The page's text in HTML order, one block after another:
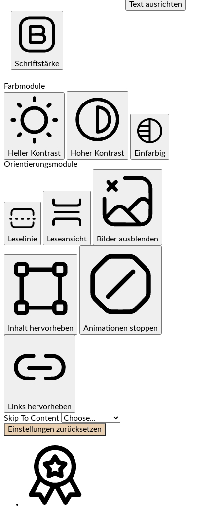
Text ausrichten
Schriftstärke
Farbmodule
Heller Kontrast Hoher Kontrast
Einfarbig
Orientierungsmodule
Leselinie Leseansicht Bilder ausblenden
Inhalt hervorheben Animationen stoppen
Links hervorheben
Skip To Content
Einstellungen zurücksetzen